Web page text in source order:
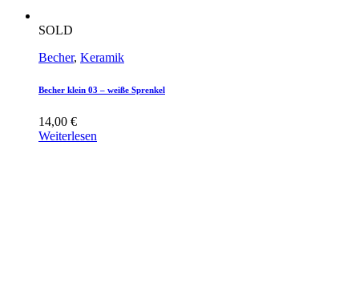
SOLD
Becher, Keramik
Becher klein 03 – weiße Sprenkel
14,00 €
Weiterlesen